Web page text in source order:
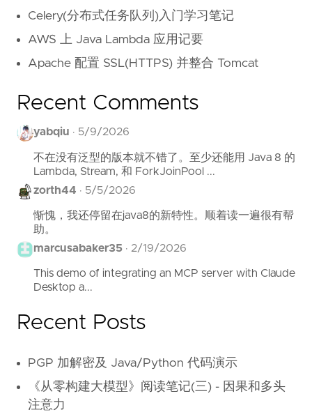
Celery(分布式任务队列)入门学习笔记
AWS 上 Java Lambda 应用记要
Apache 配置 SSL(HTTPS) 并整合 Tomcat
Recent Comments
yabqiu · 5/9/2026
不在没有泛型的版本就不错了。至少还能用 Java 8 的
Lambda, Stream, 和 ForkJoinPool ...
zorth44 · 5/5/2026
惭愧，我还停留在java8的新特性。顺着读一遍很有帮
助。
marcusabaker35 · 2/19/2026
This demo of integrating an MCP server with Claude
Desktop a...
Recent Posts
PGP 加解密及 Java/Python 代码演示
《从零构建大模型》阅读笔记(三) - 因果和多头
注意力